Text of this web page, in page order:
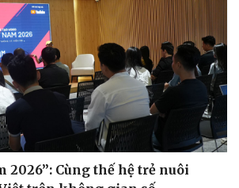
2026”: Cùng thế hệ trẻ nuôi